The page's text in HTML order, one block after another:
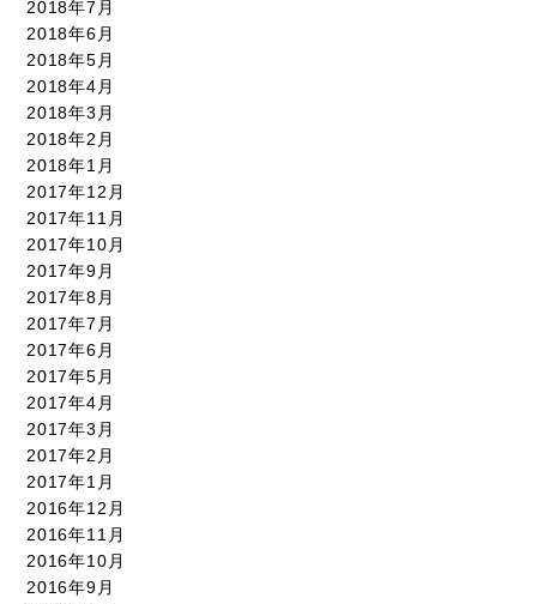
2018年7月
2018年6月
2018年5月
2018年4月
2018年3月
2018年2月
2018年1月
2017年12月
2017年11月
2017年10月
2017年9月
2017年8月
2017年7月
2017年6月
2017年5月
2017年4月
2017年3月
2017年2月
2017年1月
2016年12月
2016年11月
2016年10月
2016年9月